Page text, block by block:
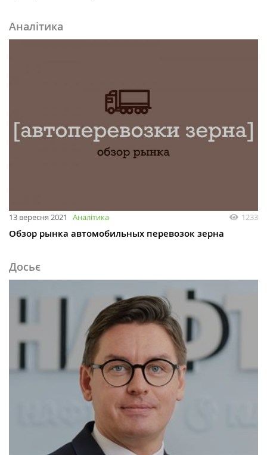
Аналітика
13 вересня 2021 Аналітика 1233
Обзор рынка автомобильных перевозок зерна
Досьє